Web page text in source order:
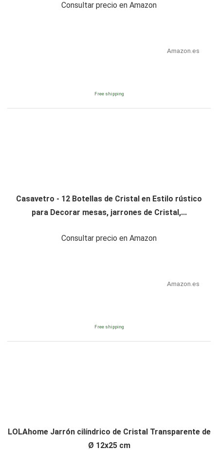
Consultar precio en Amazon
Amazon.es
Free shipping
Casavetro - 12 Botellas de Cristal en Estilo rústico
para Decorar mesas, jarrones de Cristal,...
Consultar precio en Amazon
Amazon.es
Free shipping
LOLAhome Jarrón cilíndrico de Cristal Transparente de
Ø 12x25 cm